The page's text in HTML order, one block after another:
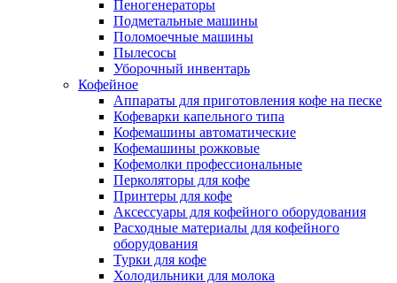
Пеногенераторы
Подметальные машины
Поломоечные машины
Пылесосы
Уборочный инвентарь
Кофейное
Аппараты для приготовления кофе на песке
Кофеварки капельного типа
Кофемашины автоматические
Кофемашины рожковые
Кофемолки профессиональные
Перколяторы для кофе
Принтеры для кофе
Аксессуары для кофейного оборудования
Расходные материалы для кофейного
оборудования
Турки для кофе
Холодильники для молока